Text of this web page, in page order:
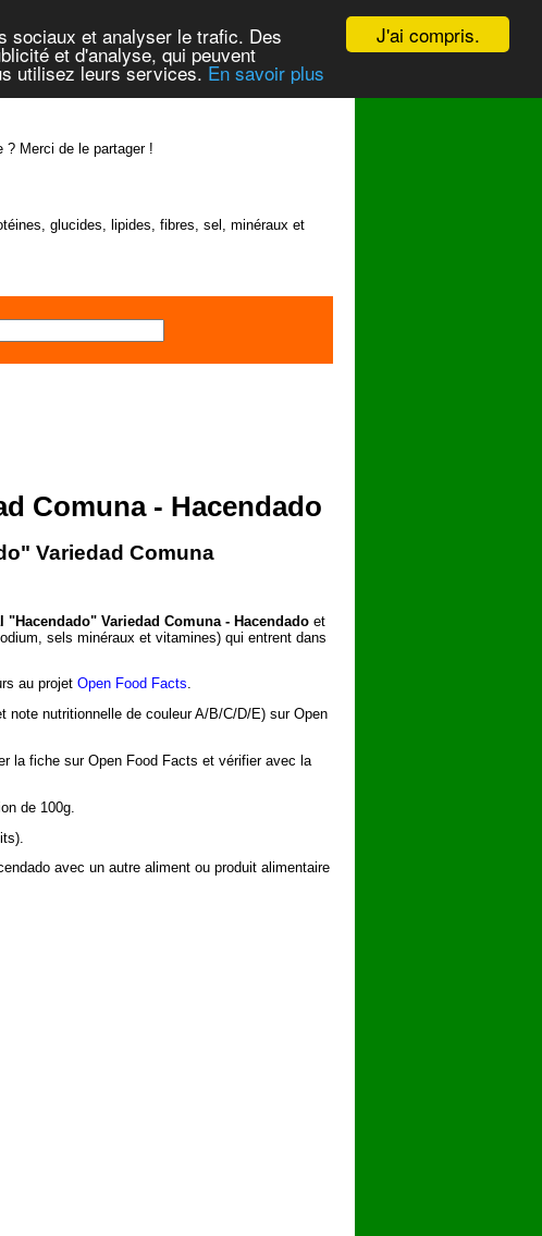
J'ai compris.
sociaux et analyser le trafic. Des
et d'analyse, qui peuvent
utilisez leurs services. En savoir plus
Merci de le partager !
glucides, lipides, fibres, sel, minéraux et
Comuna - Hacendado
Variedad Comuna
Variedad Comuna - Hacendado et
sels minéraux et vitamines) qui entrent dans
au projet Open Food Facts.
nutritionnelle de couleur A/B/C/D/E) sur Open
la fiche sur Open Food Facts et vérifier avec la
de 100g.
avec un autre aliment ou produit alimentaire